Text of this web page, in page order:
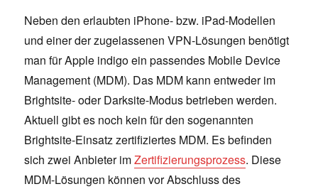
Neben den erlaubten iPhone- bzw. iPad-Modellen
und einer der zugelassenen VPN-Lösungen benötigt
man für Apple indigo ein passendes Mobile Device
Management (MDM). Das MDM kann entweder im
Brightsite- oder Darksite-Modus betrieben werden.
Aktuell gibt es noch kein für den sogenannten
Brightsite-Einsatz zertifiziertes MDM. Es befinden
sich zwei Anbieter imZertifizierungsprozess. Diese
MDM-Lösungen können vor Abschluss des